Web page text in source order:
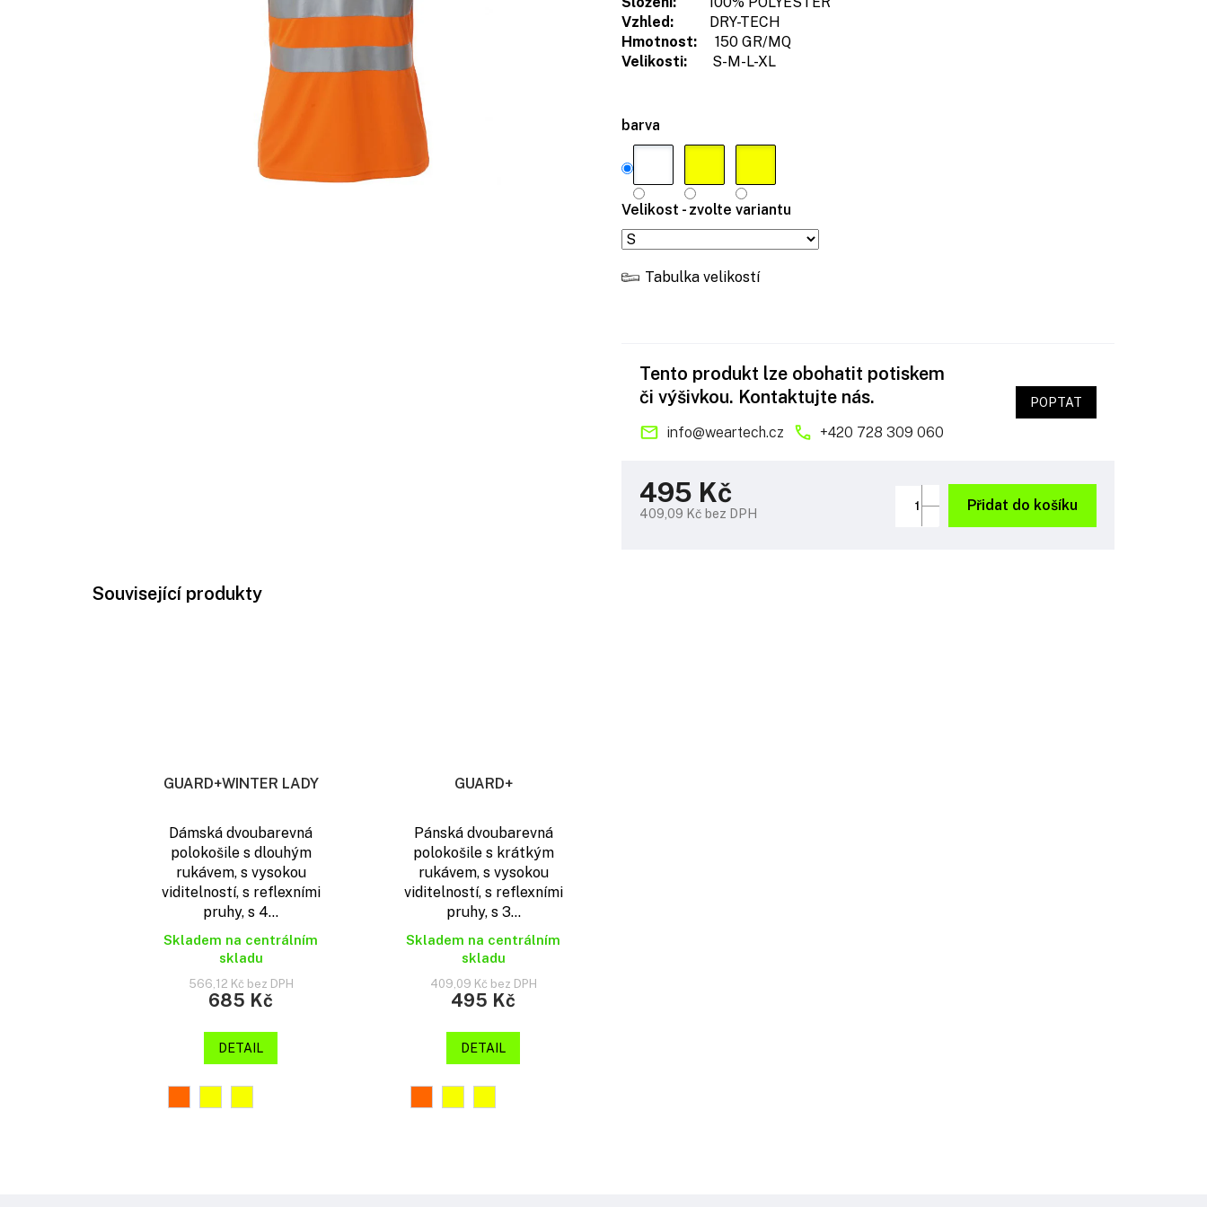
barva
Velikost - zvolte variantu
Tabulka velikostí
Vzhled:
DRY-TECH
Hmotnost:
150 GR/MQ
Velikosti:
S-M-L-XL
495 Kč
409,09 Kč bez DPH
Přidat do košíku
Tento produkt lze obohatit potiskem
či výšivkou. Kontaktujte nás.
info@weartech.cz +420 728 309 060
POPTAT
Související produkty
GUARD+WINTER LADY
Dámská dvoubarevná
polokošile s dlouhým
rukávem, s vysokou
viditelností, s reflexními
pruhy, s 4...
Skladem na centrálním
skladu
566,12 Kč bez DPH
685 Kč
DETAIL
GUARD+
Pánská dvoubarevná
polokošile s krátkým
rukávem, s vysokou
viditelností, s reflexními
pruhy, s 3...
Skladem na centrálním
skladu
409,09 Kč bez DPH
495 Kč
DETAIL